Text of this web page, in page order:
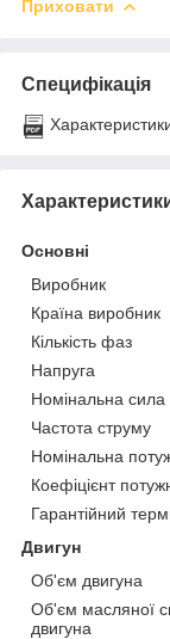
Приховати
Специфікація
Основні
Виробник
Країна виробник
Кількість фаз
Напруга
Номінальна сила
Частота струму
Номінальна
Коефіцієнт
Гарантійний
Двигун
Об'єм двигуна
Об'єм масляної
двигуна